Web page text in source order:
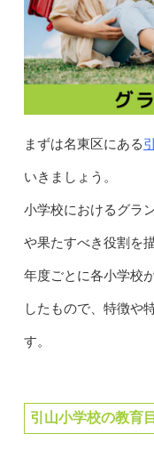
まずは名東区にある
いきましょう。
小学校におけるグラ
や果たすべき役割を
年度ごとに各小学校
したもので、特徴や
す。
引山小学校の教育